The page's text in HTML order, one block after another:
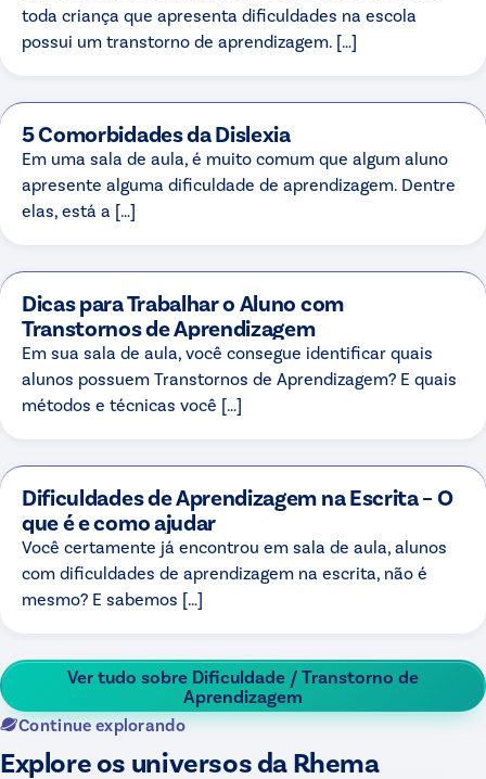
toda criança que apresenta dificuldades na escola
possui um transtorno de aprendizagem. […]
5 Comorbidades da Dislexia
Em uma sala de aula, é muito comum que algum aluno
apresente alguma dificuldade de aprendizagem. Dentre
elas, está a […]
Dicas para Trabalhar o Aluno com
Transtornos de Aprendizagem
Em sua sala de aula, você consegue identificar quais
alunos possuem Transtornos de Aprendizagem? E quais
métodos e técnicas você […]
Dificuldades de Aprendizagem na Escrita – O
que é e como ajudar
Você certamente já encontrou em sala de aula, alunos
com dificuldades de aprendizagem na escrita, não é
mesmo? E sabemos […]
Ver tudo sobre Dificuldade / Transtorno de
Aprendizagem
Continue explorando
Explore os universos da Rhema